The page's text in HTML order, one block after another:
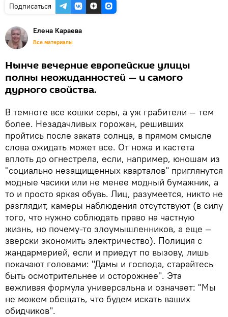
Подписаться
Елена Караева
Все материалы
Нынче вечерние европейские улицы
полны неожиданностей — и самого
дурного свойства.
В темноте все кошки серы, а уж грабители — тем
более. Незадачливых горожан, решивших
пройтись после заката солнца, в прямом смысле
слова ожидать может все. От ножа и кастета
вплоть до огнестрела, если, например, юношам из
"социально незащищенных кварталов" приглянутся
модные часики или не менее модный бумажник, а
то и просто яркая обувь. Лиц, разумеется, никто не
разглядит, камеры наблюдения отсутствуют (в силу
того, что нужно соблюдать право на частную
жизнь, но почему-то злоумышленников, а еще —
зверски экономить электричество). Полиция с
жандармерией, если и приедут по вызову, лишь
покачают головами: "Дамы и господа, старайтесь
быть осмотрительнее и осторожнее". Эта
вежливая формула универсальна и означает: "Мы
не можем обещать, что будем искать ваших
обидчиков".